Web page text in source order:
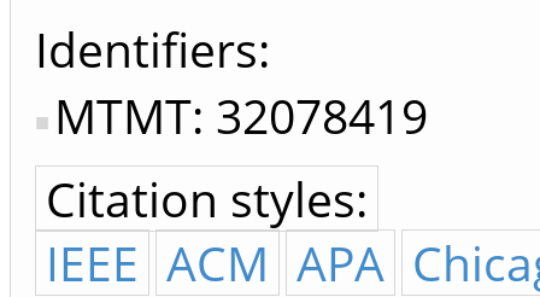
Identifiers
MTMT: 32078419
Citation styles:
IEEE ACM APA